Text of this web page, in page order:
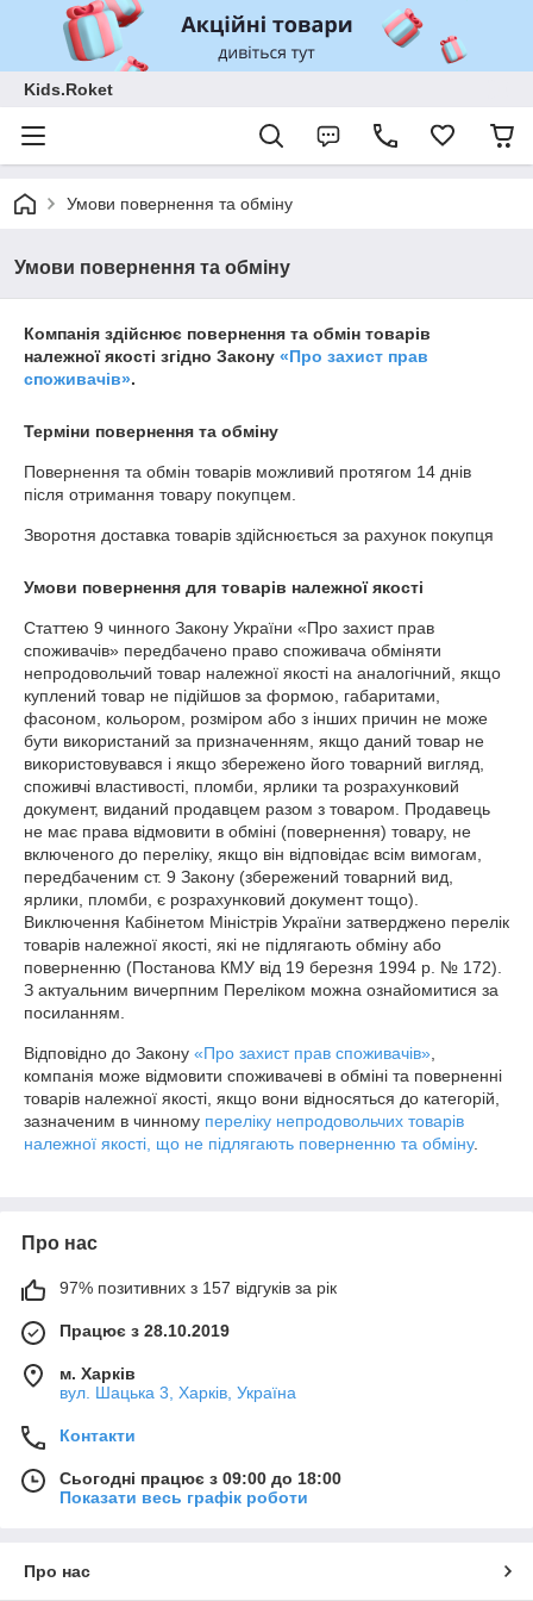
Kids.Roket
Умови повернення та обміну
Умови повернення та обміну
Компанія здійснює повернення та обмін товарів
належної якості згідно Закону «Про захист прав
споживачів».
Терміни повернення та обміну
Повернення та обмін товарів можливий протягом 14 днів
після отримання товару покупцем.
Зворотня доставка товарів здійснюється за рахунок покупця
Умови повернення для товарів належної якості
Статтею 9 чинного Закону України «Про захист прав
споживачів» передбачено право споживача обміняти
непродовольчий товар належної якості на аналогічний, якщо
куплений товар не підійшов за формою, габаритами,
фасоном, кольором, розміром або з інших причин не може
бути використаний за призначенням, якщо даний товар не
використовувався і якщо збережено його товарний вигляд,
споживчі властивості, пломби, ярлики та розрахунковий
документ, виданий продавцем разом з товаром. Продавець
не має права відмовити в обміні (повернення) товару, не
включеного до переліку, якщо він відповідає всім вимогам,
передбаченим ст. 9 Закону (збережений товарний вид,
ярлики, пломби, є розрахунковий документ тощо).
Виключення Кабінетом Міністрів України затверджено перелік
товарів належної якості, які не підлягають обміну або
поверненню (Постанова КМУ від 19 березня 1994 р. № 172).
З актуальним вичерпним Переліком можна ознайомитися за
посиланням.
Відповідно до Закону «Про захист прав споживачів»
компанія може відмовити споживачеві в обміні та поверненні
товарів належної якості, якщо вони відносяться до категорій,
зазначеним в чинному переліку непродовольчих товарів
належної якості, що не підлягають поверненню та обміну.
Про нас
97% позитивних з 157 відгуків за рік
Працює з 28.10.2019
м. Харків
вул. Шацька 3, Харків, Україна
Контакти
Сьогодні працює з 09:00 до 18:00
Показати весь графік роботи
Про нас